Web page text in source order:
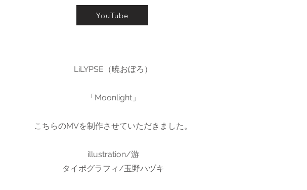
YouTube
LiLYPSE（暁おぼろ）
「Moonlight」
こちらのMVを制作させていただきました。
illustration/游
タイポグラフィ/玉野ハヅキ